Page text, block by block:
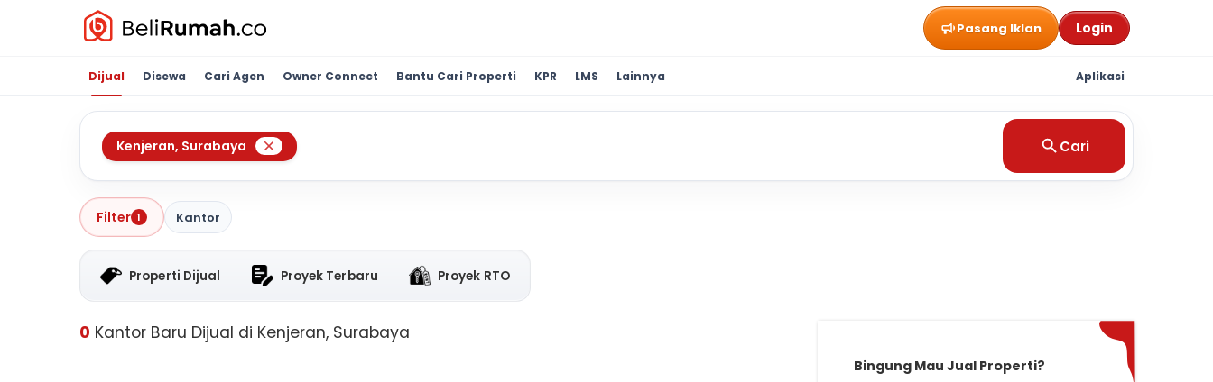
Pasang Iklan Login
Dijual Disewa Cari Agen Owner Connect Bantu Cari Properti KPR LMS Lainnya Aplikasi
Kenjeran, Surabaya Cari
Filter 1 Kantor
Properti Dijual Proyek Terbaru Proyek RTO
0 Kantor Baru Dijual di Kenjeran, Surabaya
Bingung Mau Jual Properti?